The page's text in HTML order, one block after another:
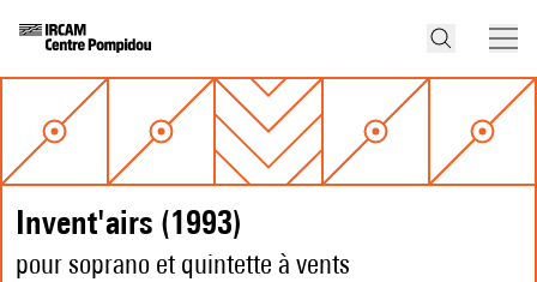
Invent'airs (1993)
pour soprano et quintette à vents